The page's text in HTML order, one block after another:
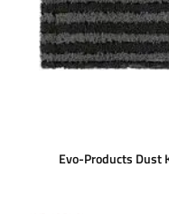
Evo-Products Dust